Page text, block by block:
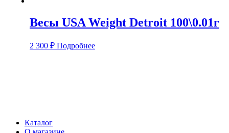
Весы USA Weight Detroit 100\0.01г
2 300 ₽ Подробнее
Каталог